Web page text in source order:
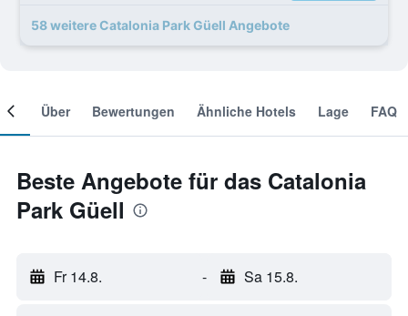
58 weitere Catalonia Park Güell Angebote
Über Bewertungen Ähnliche Hotels Lage FAQ
Beste Angebote für das Catalonia
Park Güell
Fr 14.8. - Sa 15.8.